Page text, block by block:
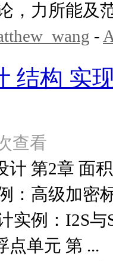
，力所能及
-
结构 实
查看
计 第2章 面
：高级加密
实例：I2S
点单元 第 ...